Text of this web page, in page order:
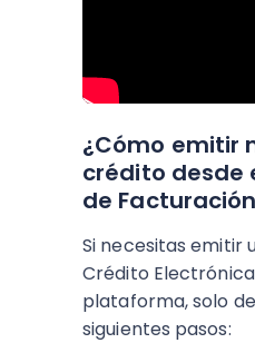
¿Cómo emitir
crédito desde
de
Si necesitas emitir
Crédito
plataforma, solo
siguientes pasos: